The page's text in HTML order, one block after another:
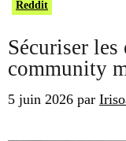
Reddit
Sécuriser les
community
5 juin 2026 par